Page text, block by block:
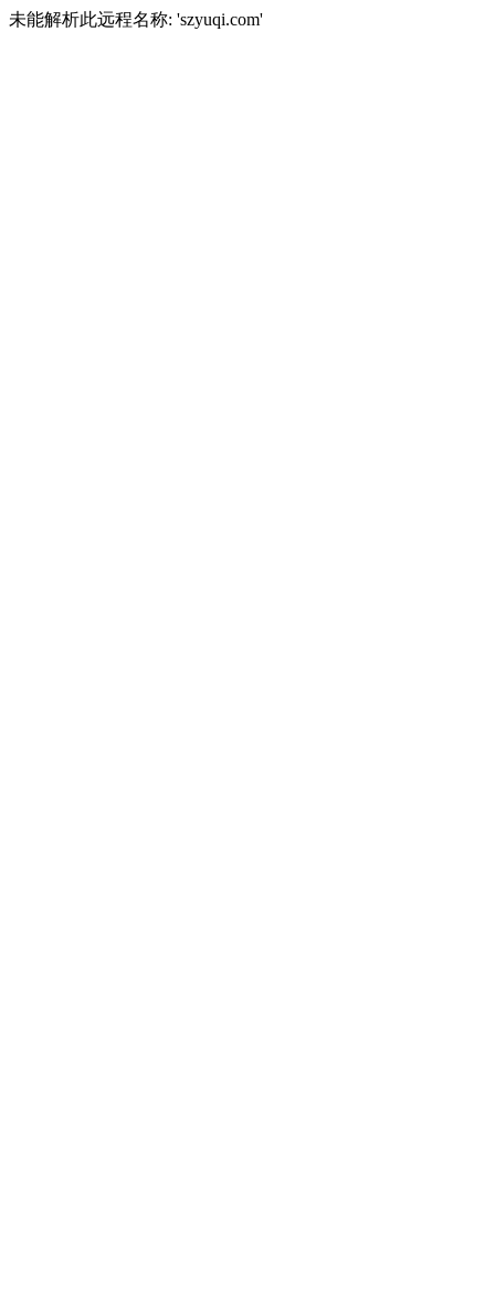
未能解析此远程名称: 'szyuqi.com'